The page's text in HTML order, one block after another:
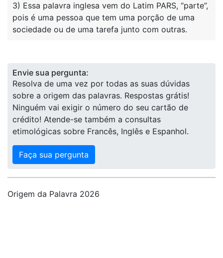
3) Essa palavra inglesa vem do Latim PARS, “parte”,
pois é uma pessoa que tem uma porção de uma
sociedade ou de uma tarefa junto com outras.
Envie sua pergunta:
Resolva de uma vez por todas as suas dúvidas
sobre a origem das palavras. Respostas grátis!
Ninguém vai exigir o número do seu cartão de
crédito! Atende-se também a consultas
etimológicas sobre Francês, Inglês e Espanhol.
Faça sua pergunta
Origem da Palavra 2026